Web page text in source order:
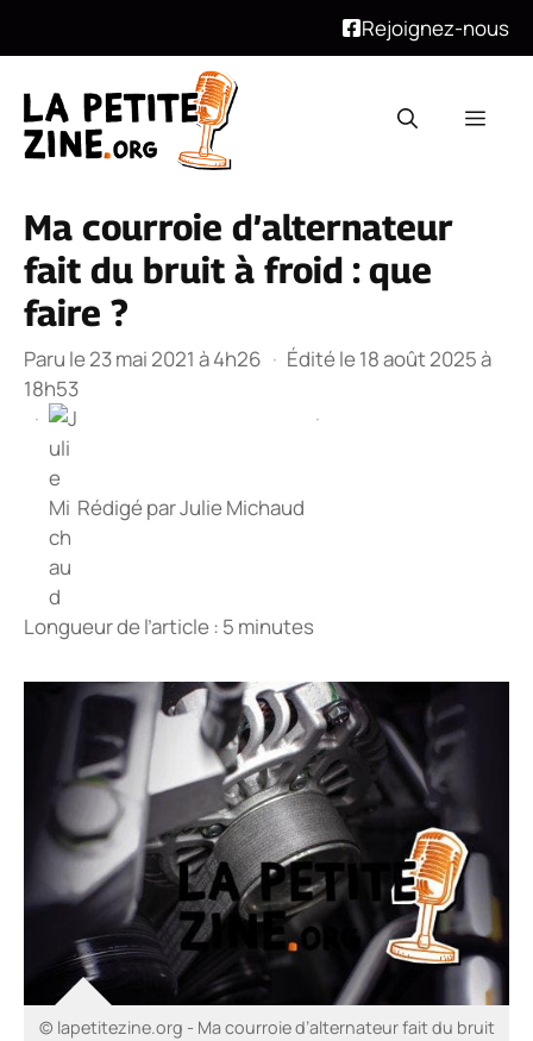
Rejoignez-nous
contenu
Ma courroie d’alternateur
fait du bruit à froid : que
faire ?
Paru le 23 mai 2021 à 4h26 · Édité le 18 août 2025 à
18h53
·
Rédigé parJulie Michaud
·
Longueur de l’article : 5 minutes
© lapetitezine.org - Ma courroie d’alternateur fait du bruit